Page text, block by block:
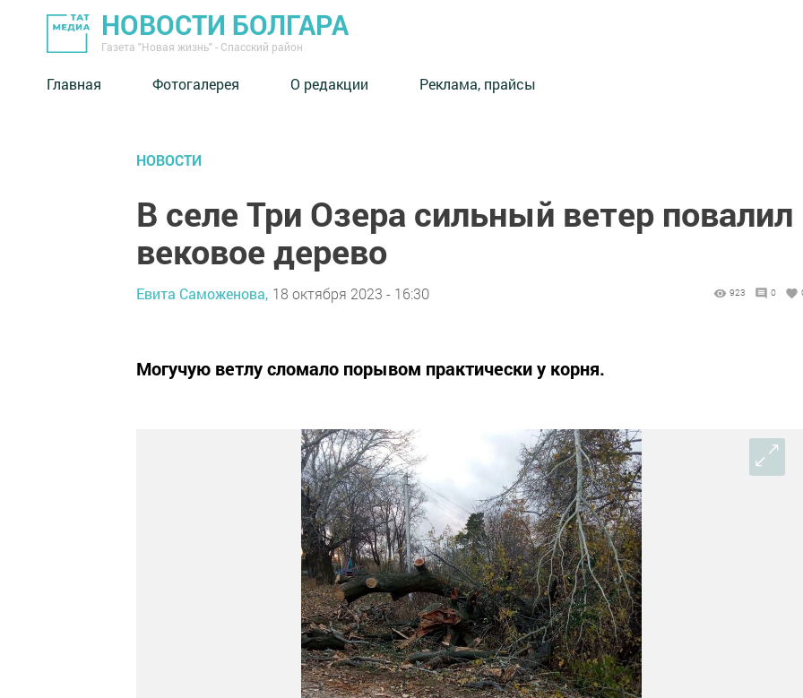
НОВОСТИ БОЛГАРА
Газета "Новая жизнь" - Спасский район
Главная Фотогалерея О редакции Реклама, прайсы
НОВОСТИ
В селе Три Озера сильный ветер повалил
вековое дерево
Евита Саможенова, 18 октября 2023 - 16:30 923 0
Могучую ветлу сломало порывом практически у корня.